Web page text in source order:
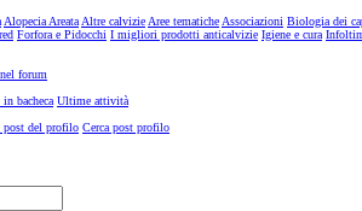
Alopecia AreataAltre calvizieAree tematicheAssociazioni Biologia dei
Forfora e Pidocchi I migliori prodotti anticalvizie Igiene e cura
forum
bacheca Ultime attività
post del profilo Cerca post profilo